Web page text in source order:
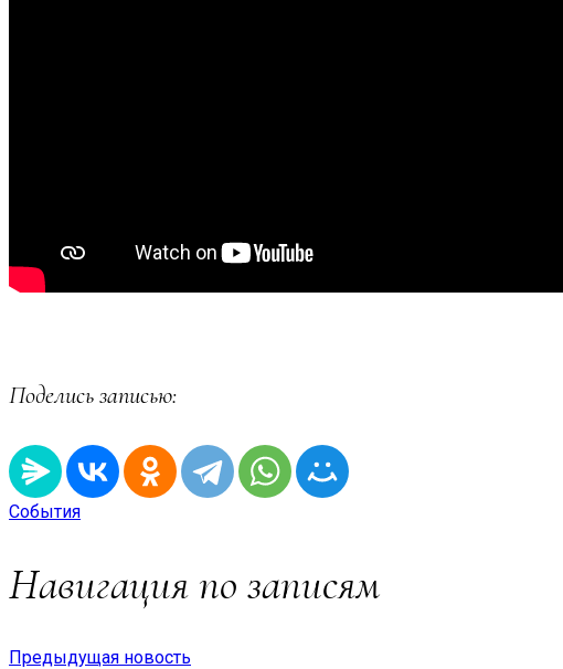
Поделись записью:
События
Навигация по записям
Предыдущая новость